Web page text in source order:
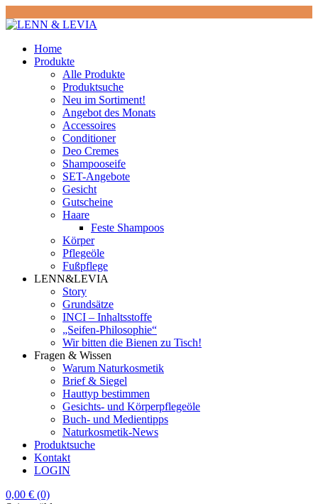
Home
Produkte
Alle Produkte
Produktsuche
Neu im Sortiment!
Angebot des Monats
Accessoires
Conditioner
Deo Cremes
Shampooseife
SET-Angebote
Gesicht
Gutscheine
Haare
Feste Shampoos
Körper
Pflegeöle
Fußpflege
LENN&LEVIA
Story
Grundsätze
INCI – Inhaltsstoffe
„Seifen-Philosophie“
Wir bitten die Bienen zu Tisch!
Fragen & Wissen
Warum Naturkosmetik
Brief & Siegel
Hauttyp bestimmen
Gesichts- und Körperpflegeöle
Buch- und Medientipps
Naturkosmetik-News
Produktsuche
Kontakt
LOGIN
0,00 € (0)